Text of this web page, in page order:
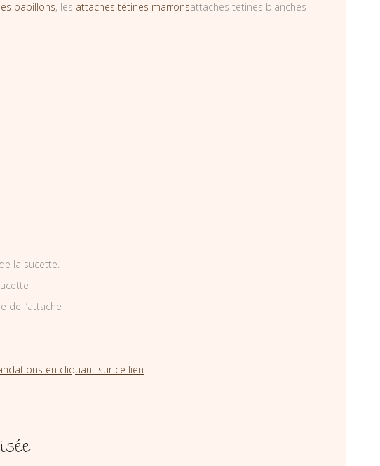
papillons, les attaches tétines marronsattaches tetines blanches
la sucette.
de l’attache
en cliquant sur ce lien